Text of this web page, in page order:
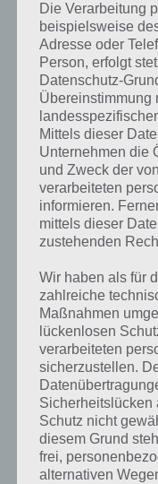
Kurze
Höhle
Bilder 1 Wort, doch
gibt es dazu zu wissen?
Märchenwelt? Zu
auch immer eine kurze
Zu Höhle haben wir
Auf WhatsApp
Die Verarbeitung
beispielsweise
Adresse oder
Person, erfolgt
Datenschutz-
Übereinstimmung
Mittels dieser
Unternehmen die
und Zweck der
verarbeiteten
informieren.
mittels dieser
zustehenden
Wir haben als für
zahlreiche
Maßnahmen
lückenlosen
verarbeiteten
sicherzustellen.
Sicherheitslücken
Schutz nicht
diesem Grund
frei,
alternativen